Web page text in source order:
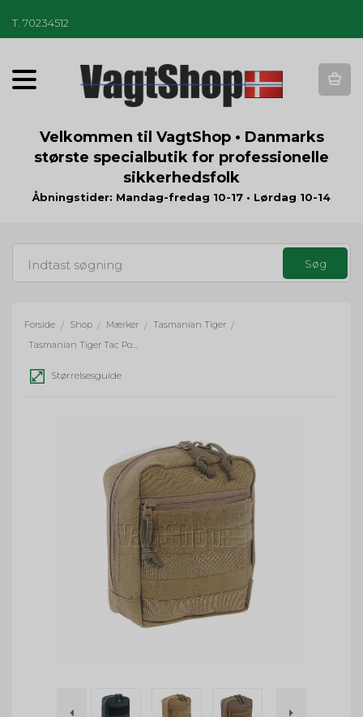
T 70234512
T
o
g
a
t
n
Velkommen til VagtShop • Danmarks
største specialbutik for professionelle
sikkerhedsfolk
Åbningstider: Mandag-fredag 10-17 • Lørdag 10-14
Forside / Shop / Mærker / Tasmanian Tiger /
Tasmanian Tiger Tac Pouch 6
Størrelsesguide